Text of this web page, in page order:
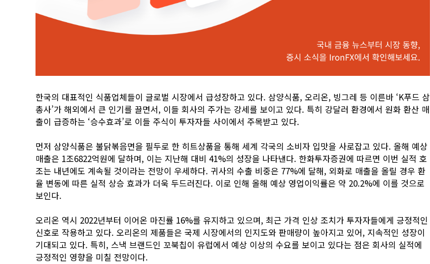
한국의 대표적인 식품업체들이 글로벌 시장에서 급성장하고 있다. 삼양식품, 오리온, 빙그레 등 이른바 ‘K푸드 삼
총사’가 해외에서 큰 인기를 끌면서, 이들 회사의 주가는 강세를 보이고 있다. 특히 강달러 환경에서 원화 환산 매
출이 급증하는 ‘승수효과’로 이들 주식이 투자자들 사이에서 주목받고 있다.
먼저 삼양식품은 불닭볶음면을 필두로 한 히트상품을 통해 세계 각국의 소비자 입맛을 사로잡고 있다. 올해 예상
매출은 1조6822억원에 달하며, 이는 지난해 대비 41%의 성장을 나타낸다. 한화투자증권에 따르면 이번 실적 호
조는 내년에도 계속될 것이라는 전망이 우세하다. 귀사의 수출 비중은 77%에 달해, 외화로 매출을 올릴 경우 환
율 변동에 따른 실적 상승 효과가 더욱 두드러진다. 이로 인해 올해 예상 영업이익률은 약 20.2%에 이를 것으로
보인다.
오리온 역시 2022년부터 이어온 마진률 16%를 유지하고 있으며, 최근 가격 인상 조치가 투자자들에게 긍정적인
신호로 작용하고 있다. 오리온의 제품들은 국제 시장에서의 인지도와 판매량이 높아지고 있어, 지속적인 성장이
기대되고 있다. 특히, 스낵 브랜드인 꼬북칩이 유럽에서 예상 이상의 수요를 보이고 있다는 점은 회사의 실적에
긍정적인 영향을 미칠 전망이다.